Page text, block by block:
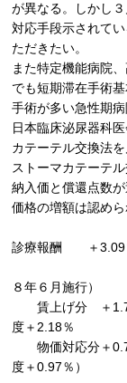
が異なる。しかし
対応手段示されて
ただきたい。
また特定機能病院
でも短期滞在手術
手術が多い急性期
日本臨床泌尿器科
カテーテル交換法
ストーマカテーテ
納入価と償還点数
価格の増額は認めら
診療報酬 ＋3.09
Ｒ８
８年６⽉施⾏）
賃上げ分 ＋
度＋ 2.18％
物価対応分＋
度＋0.97％）